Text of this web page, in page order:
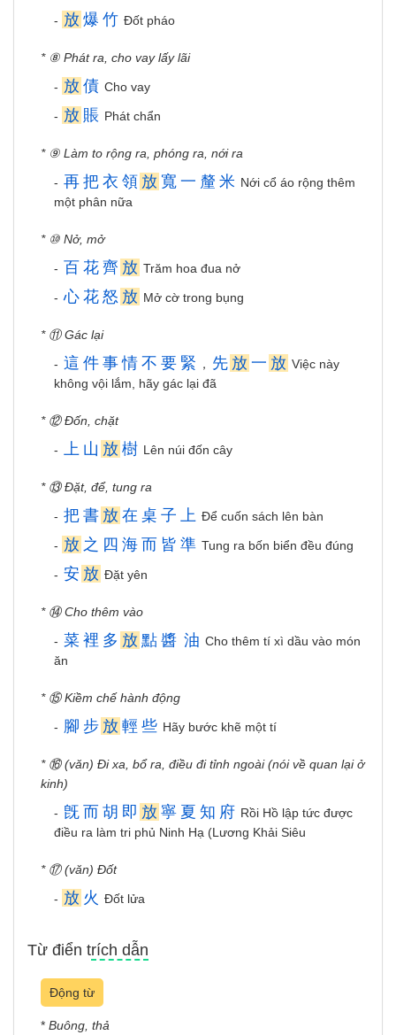
- 放 爆 竹 Đốt pháo
* ⑧ Phát ra, cho vay lấy lãi
- 放 債 Cho vay
- 放 賬 Phát chẩn
* ⑨ Làm to rộng ra, phóng ra, nới ra
- 再 把 衣 領 放 寬 一 釐 米 Nới cổ áo rộng thêm
một phân nữa
* ⑩ Nở, mở
- 百 花 齊 放 Trăm hoa đua nở
- 心 花 怒 放 Mở cờ trong bụng
* ⑪ Gác lại
- 這 件 事 情 不 要 緊 ， 先 放 一 放 Việc này
không vội lắm, hãy gác lại đã
* ⑫ Đốn, chặt
- 上 山 放 樹 Lên núi đốn cây
* ⑬ Đặt, để, tung ra
- 把 書 放 在 桌 子 上 Để cuốn sách lên bàn
- 放 之 四 海 而 皆 準 Tung ra bốn biển đều đúng
- 安 放 Đặt yên
* ⑭ Cho thêm vào
- 菜 裡 多 放 點 醬 油 Cho thêm tí xì dầu vào món
ăn
* ⑮ Kiềm chế hành động
- 腳 步 放 輕 些 Hãy bước khẽ một tí
* ⑯ (văn) Đi xa, bổ ra, điều đi tỉnh ngoài (nói về quan lại ở
kinh)
- 旣 而 胡 即 放 寧 夏 知 府 Rồi Hồ lập tức được
điều ra làm tri phủ Ninh Hạ (Lương Khải Siêu
* ⑰ (văn) Đốt
- 放 火 Đốt lửa
Từ điển trích dẫn
Động từ
* Buông, thả